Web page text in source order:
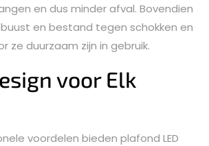
en dus minder afval. Bovendien
en bestand tegen schokken en
ze duurzaam zijn in gebruik.
voor Elk
voordelen bieden plafond LED